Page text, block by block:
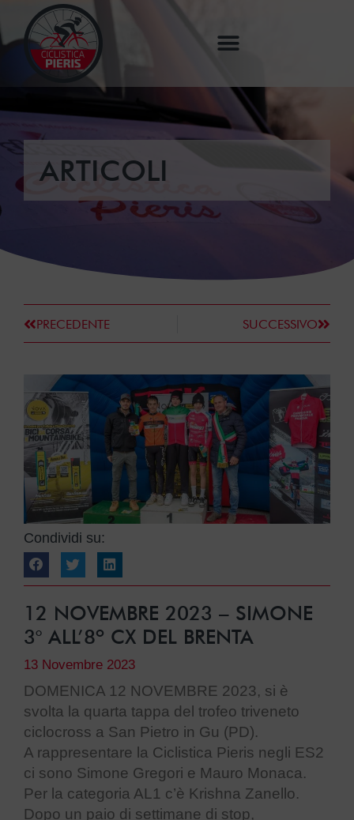
ARTICOLI
PRECEDENTE SUCCESSIVO
Condividi su:
12 NOVEMBRE 2023 – SIMONE
3° ALL’8º CX DEL BRENTA
13 Novembre 2023
DOMENICA 12 NOVEMBRE 2023, si è
svolta la quarta tappa del trofeo triveneto
ciclocross a San Pietro in Gu (PD).
A rappresentare la Ciclistica Pieris negli ES2
ci sono Simone Gregori e Mauro Monaca.
Per la categoria AL1 c’è Krishna Zanello.
Dopo un paio di settimane di stop,